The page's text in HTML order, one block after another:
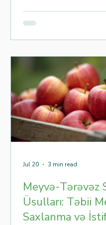
meyvələrdən biridir.
manqo şirin və ətirli
desertlərdə, salatlarda
istifadə edilir. Düzgün
şəraitdə saxlanıldıqda
müddət qoruyur.
Manqonun qida dəyəri
Meyvə-Tərəvəz
Üsulları: Təbii
Saxlanma və
Jul 20 3 min read